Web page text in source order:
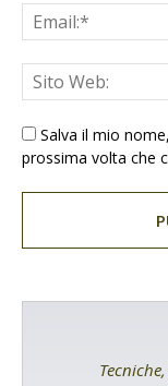
Salva il mio
prossima volta che